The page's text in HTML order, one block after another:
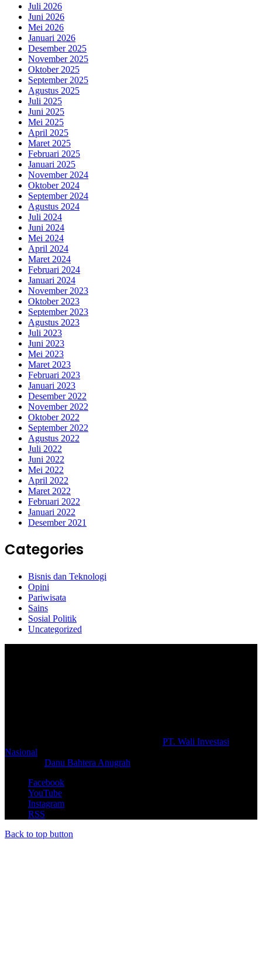
Juli 2026
Juni 2026
Mei 2026
Januari 2026
Desember 2025
November 2025
Oktober 2025
September 2025
Agustus 2025
Juli 2025
Juni 2025
Mei 2025
April 2025
Maret 2025
Februari 2025
Januari 2025
November 2024
Oktober 2024
September 2024
Agustus 2024
Juli 2024
Juni 2024
Mei 2024
April 2024
Maret 2024
Februari 2024
Januari 2024
November 2023
Oktober 2023
September 2023
Agustus 2023
Juli 2023
Juni 2023
Mei 2023
Maret 2023
Februari 2023
Januari 2023
Desember 2022
November 2022
Oktober 2022
September 2022
Agustus 2022
Juli 2022
Juni 2022
Mei 2022
April 2022
Maret 2022
Februari 2022
Januari 2022
Desember 2021
Categories
Bisnis dan Teknologi
Opini
Pariwisata
Sains
Sosial Politik
Uncategorized
PT. Wali Investasi
Nasional
Danu Bahtera Anugrah
Facebook
YouTube
Instagram
RSS
Back to top button